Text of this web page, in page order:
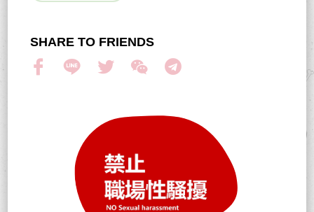
SHARE TO FRIENDS